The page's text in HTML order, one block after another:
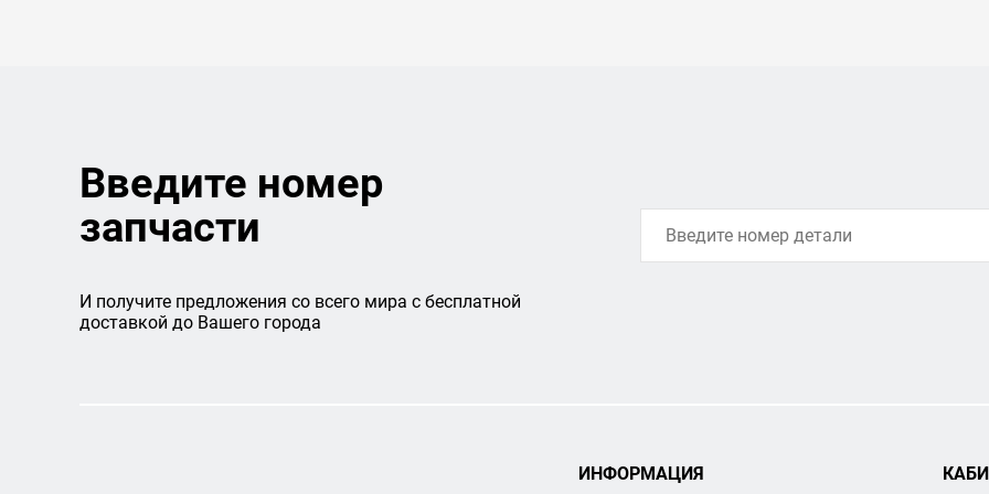
Введите номер
запчасти
И получите предложения со всего мира с бесплатной
доставкой до Вашего города
ИНФОРМАЦИЯ